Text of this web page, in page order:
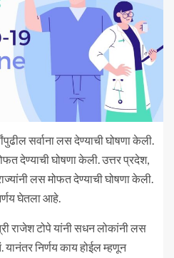
सर्वाना लस देण्याची घोषणा केली.
देण्याची घोषणा केली. उत्तर प्रदेश,
लस मोफत देण्याची घोषणा केली.
घेतला आहे.
राजेश टोपे यांनी सधन लोकांनी लस
निर्णय काय होईल म्हणून